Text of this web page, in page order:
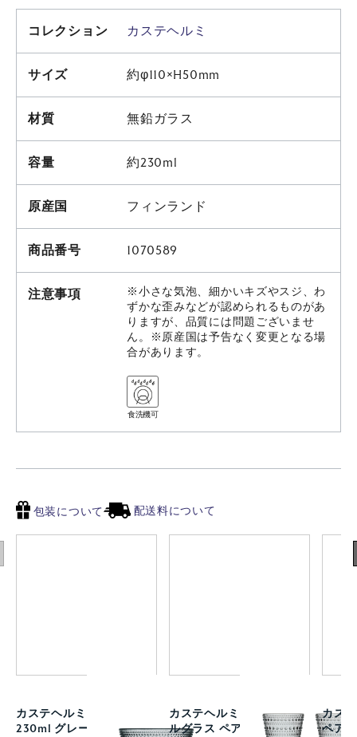
コレクション カステヘルミ
サイズ 約φ110×H50mm
材質 無鉛ガラス
容量 約230ml
原産国 フィンランド
商品番号 1070589
注意事項
※小さな気泡、細かいキズやスジ、わ
ずかな歪みなどが認められるものがあ
りますが、品質には問題ございませ
ん。※原産国は予告なく変更となる場
合があります。
食洗機可
包装について 配送料について
カステヘルミ ボウル
230ml グレー
カステヘルミ ユニバーサ
ルグラス ペア グレー
カス
ペア